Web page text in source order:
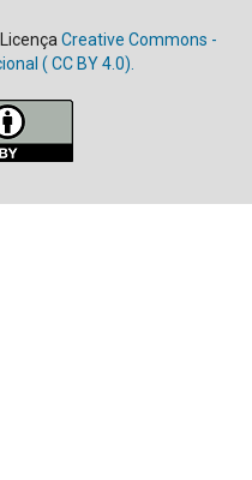
Creative Commons -
(CC BY 4.0).